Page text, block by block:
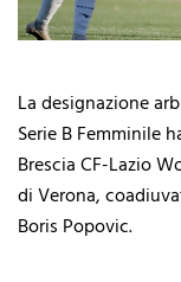
La designazione
Serie B Femminile
Brescia CF-Lazio
di Verona,
Boris Popovic.